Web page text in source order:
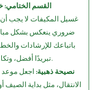
القسم الختامي:
غسيل المكيفات لا يجب
ضروري ينعكس بشكل
باتباعك للإرشادات
تبريدًا أفضل، وتكاليف أقل على المدى الطويل.
نصيحة ذهبية: اجعل
الانتقال، مثل بداية الصيف